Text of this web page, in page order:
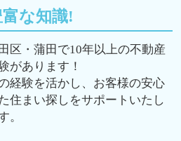
な知識!
区・蒲田で10年以上の不動産
があります！
経験を活かし、お客様の安心
住まい探しをサポートいたし
。